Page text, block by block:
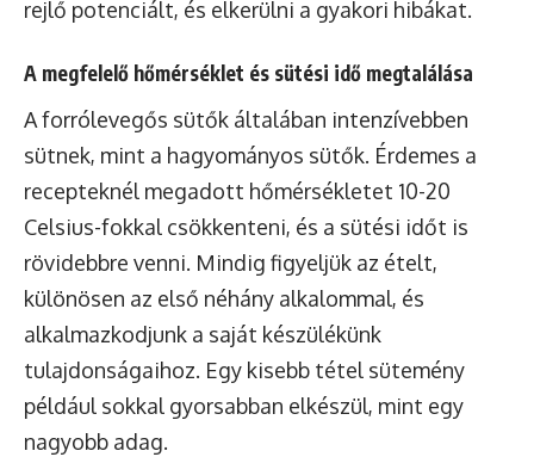
rejlő potenciált, és elkerülni a gyakori hibákat.
A megfelelő hőmérséklet és sütési idő megtalálása
A forrólevegős sütők általában intenzívebben
sütnek, mint a hagyományos sütők. Érdemes a
recepteknél megadott hőmérsékletet 10-20
Celsius-fokkal csökkenteni, és a sütési időt is
rövidebbre venni. Mindig figyeljük az ételt,
különösen az első néhány alkalommal, és
alkalmazkodjunk a saját készülékünk
tulajdonságaihoz. Egy kisebb tétel sütemény
például sokkal gyorsabban elkészül, mint egy
nagyobb adag.